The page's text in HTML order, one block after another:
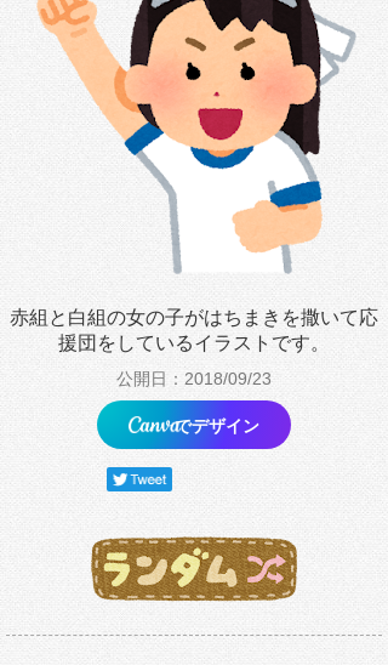
赤組と白組の女の子がはちまきを撒いて応
援団をしているイラストです。
公開日：2018/09/23
でデザイン